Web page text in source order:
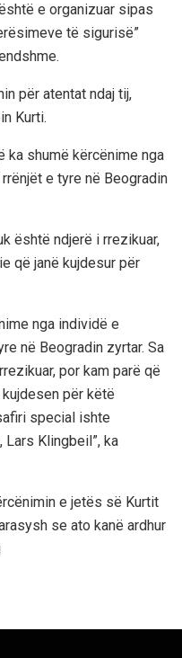
e organizuar sipas
të sigurisë”
për atentat ndaj tij,
Kurti.
ka shumë kërcënime nga
e tyre në Beogradin
është ndjerë i rrezikuar,
që janë kujdesur për
nga individë e
në Beogradin zyrtar. Sa
por kam parë që
për këtë
special ishte
Klingbeil”, ka
e jetës së Kurtit
se ato kanë ardhur